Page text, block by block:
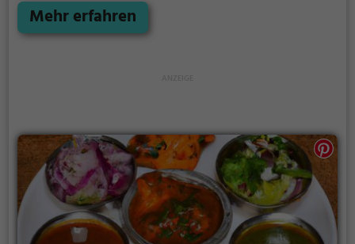
köstlich, sondern auch gesund sind. Ob man nun
nach einem herzhaften Curry, exotischen Gewürzen
um sich von den fernen Ländern inspirieren zu lassen
und den Gaumen mit raffinierten
Geschmacksexplosionen zu verwöhnen. Egal ob man
sich für ein traditionelles indisches Thali oder eine
asiatische Nudelsuppe entscheidet, hier kommt
jeder auf seine kulinarischen Kosten.
Mehr erfahren